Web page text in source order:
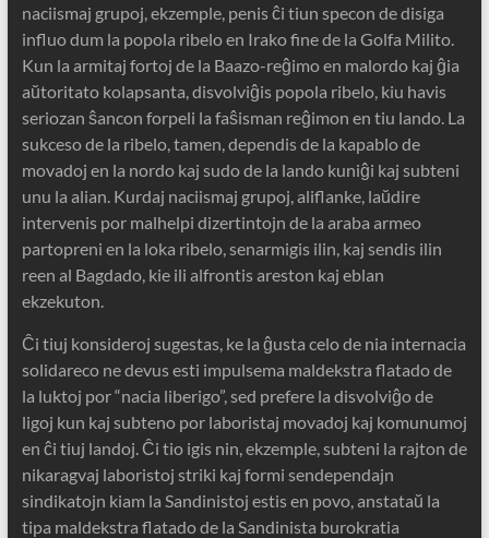
naciismaj grupoj, ekzemple, penis ĉi tiun specon de disiga
influo dum la popola ribelo en Irako fine de la Golfa Milito.
Kun la armitaj fortoj de la Baazo-reĝimo en malordo kaj ĝia
aŭtoritato kolapsanta, disvolviĝis popola ribelo, kiu havis
seriozan ŝancon forpeli la faŝisman reĝimon en tiu lando. La
sukceso de la ribelo, tamen, dependis de la kapablo de
movadoj en la nordo kaj sudo de la lando kuniĝi kaj subteni
unu la alian. Kurdaj naciismaj grupoj, aliflanke, laŭdire
intervenis por malhelpi dizertintojn de la araba armeo
partopreni en la loka ribelo, senarmigis ilin, kaj sendis ilin
reen al Bagdado, kie ili alfrontis areston kaj eblan
ekzekuton.
Ĉi tiuj konsideroj sugestas, ke la ĝusta celo de nia internacia
solidareco ne devus esti impulsema maldekstra flatado de
la luktoj por “nacia liberigo”, sed prefere la disvolviĝo de
ligoj kun kaj subteno por laboristaj movadoj kaj komunumoj
en ĉi tiuj landoj. Ĉi tio igis nin, ekzemple, subteni la rajton de
nikaragvaj laboristoj striki kaj formi sendependajn
sindikatojn kiam la Sandinistoj estis en povo, anstataŭ la
tipa maldekstra flatado de la Sandinista burokratia